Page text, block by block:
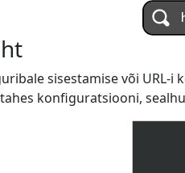
sisestamise või URL-i
konfiguratsiooni,